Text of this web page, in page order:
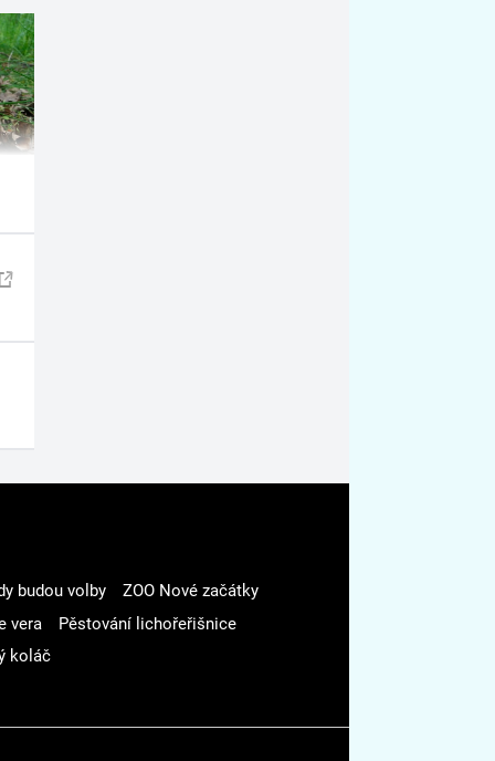
budou volby
ZOO Nové začátky
vera
Pěstování lichořeřišnice
koláč